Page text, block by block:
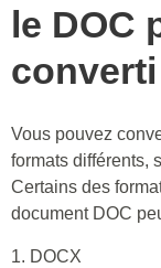
le DOC
Vous pouvez
formats différents,
Certains des
document DOC
1. DOCX